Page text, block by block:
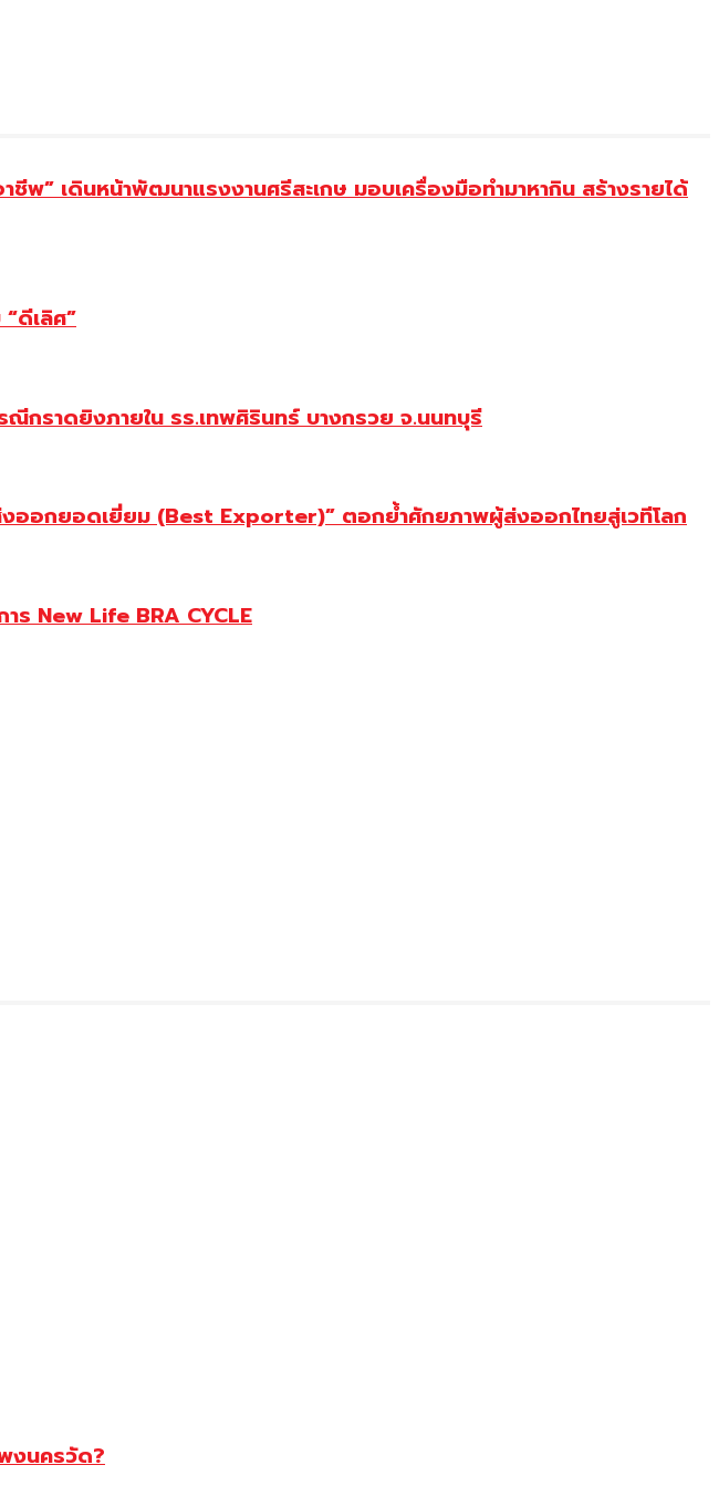
พ” เดินหน้าพัฒนาแรงงานศรีสะเกษ มอบเครื่องมือทำมาหากิน สร้างรายได้
ดีเลิศ”
กราดยิงภายใน รร.เทพศิรินทร์ บางกรวย จ.นนทบุรี
ออกยอดเยี่ยม (Best Exporter)” ตอกย้ำศักยภาพผู้ส่งออกไทยสู่เวทีโลก
ร New Life BRA CYCLE
งนครวัด?